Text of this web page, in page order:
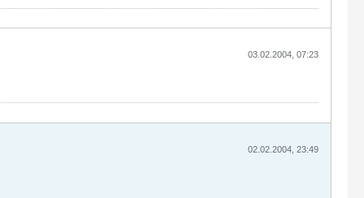
03.02.2004, 07:23
02.02.2004, 23:49